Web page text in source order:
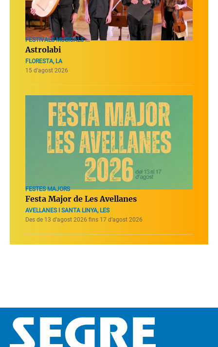
FESTIVALS MUSICALS ...
Astrolabi
FLORESTA, LA
15 d’agost 2026
FESTES MAJORS
Festa Major de Les Avellanes
AVELLANES I SANTA LINYA, LES
Des de 13 d’agost 2026 fins 17 d’agost 2026